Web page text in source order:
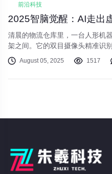
前沿科技
清晨的物流仓库里，一台人形机
架之间。它的双目摄像头精准识
零件编号，柔性电子皮肤手指轻
车，转身时流畅避开移动的障碍
August 05, 2025 1517